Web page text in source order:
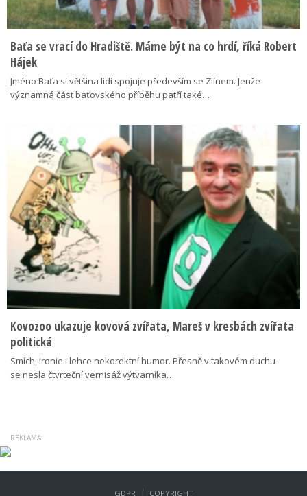
Baťa se vrací do Hradiště. Máme být na co hrdí, říká Robert
Hájek
Jméno Baťa si většina lidí spojuje především se Zlínem. Jenže
významná část baťovského příběhu patří také…
Kovozoo ukazuje kovová zvířata, Mareš v kresbách zvířata
politická
Smích, ironie i lehce nekorektní humor. Přesně v takovém duchu
se nesla čtvrteční vernisáž výtvarníka…
GDPR | COPYRIGHT